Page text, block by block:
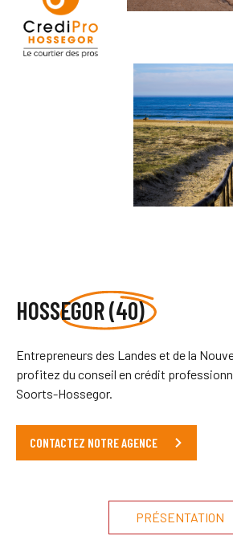
HOSSEGOR (40)
Entrepreneurs des Landes et de la
profitez du conseil en crédit
Soorts-Hossegor.
CONTACTEZ NOTRE AGENCE